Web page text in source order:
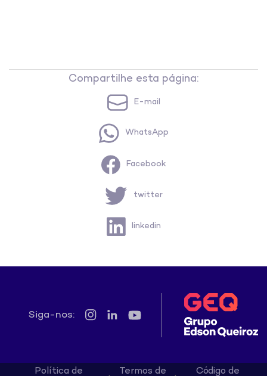
Compartilhe esta página:
E-mail
WhatsApp
Facebook
twitter
linkedin
Siga-nos:
Política de Termos de Código de